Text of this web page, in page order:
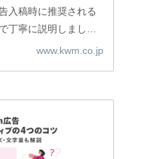
入稿時に推奨される
丁寧に説明しまし
用しようと考えてい
www.kwm.co.jp